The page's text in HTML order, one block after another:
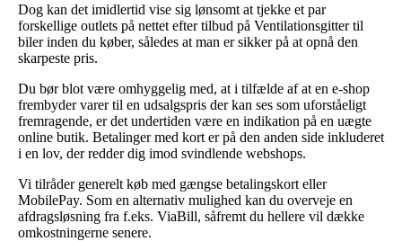
Dog kan det imidlertid vise sig lønsomt at tjekke et par
forskellige outlets på nettet efter tilbud på Ventilationsgitter til
biler inden du køber, således at man er sikker på at opnå den
skarpeste pris.
Du bør blot være omhyggelig med, at i tilfælde af at en e-shop
frembyder varer til en udsalgspris der kan ses som uforståeligt
fremragende, er det undertiden være en indikation på en uægte
online butik. Betalinger med kort er på den anden side inkluderet
i en lov, der redder dig imod svindlende webshops.
Vi tilråder generelt køb med gængse betalingskort eller
MobilePay. Som en alternativ mulighed kan du overveje en
afdragsløsning fra f.eks. ViaBill, såfremt du hellere vil dække
omkostningerne senere.